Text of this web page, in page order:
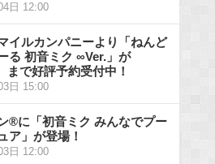
日 12:00
イルカンパニーより「ねんど
る 初音ミク ∞Ver.」が
まで好評予約受付中！
日 15:00
®に「初音ミク みんなでプー
ア」が登場！
日 12:00